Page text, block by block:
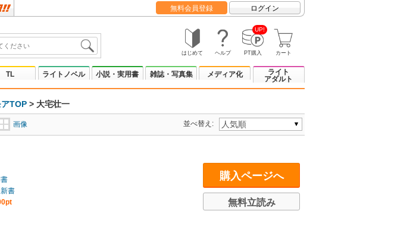
無料会員登録 ログイン
はじめて ヘルプ
UP!
PT購入 カート
TL ライトノベル 小説・実用書 雑誌・写真集 メディア化
ライト
アダルト
TOP > 大宅壮一
画像 並べ替え:
書
購入ページへ
無料立読み